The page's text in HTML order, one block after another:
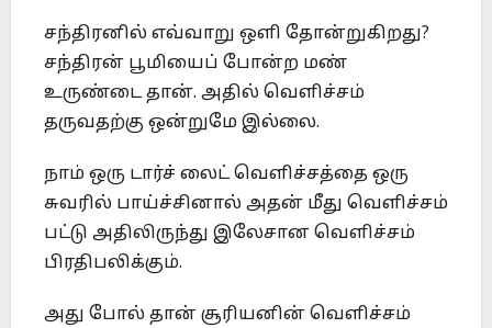
சந்திரனில் எவ்வாறு ஒளி தோன்றுகிறது?
சந்திரன் பூமியைப் போன்ற மண்
உருண்டை தான். அதில் வெளிச்சம்
தருவதற்கு ஒன்றுமே இல்லை.
நாம் ஒரு டார்ச் லைட் வெளிச்சத்தை ஒரு
சுவரில் பாய்ச்சினால் அதன் மீது வெளிச்சம்
பட்டு அதிலிருந்து இலேசான வெளிச்சம்
பிரதிபலிக்கும்.
அது போல் தான் சூரியனின் வெளிச்சம்